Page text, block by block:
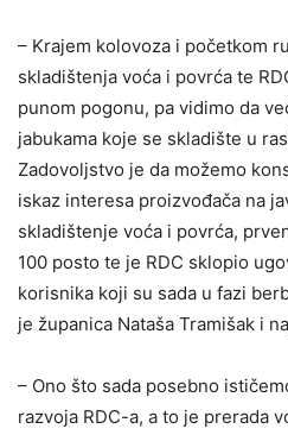
– Krajem kolovoza i početkom
skladištenja voća i povrća te
punom pogonu, pa vidimo da
jabukama koje se skladište u
Zadovoljstvo je da možemo
iskaz interesa proizvođača na
skladištenje voća i povrća,
100 posto te je RDC sklopio
korisnika koji su sada u fazi
je županica Nataša Tramišak i
– Ono što sada posebno
razvoja RDC-a, a to je prerada